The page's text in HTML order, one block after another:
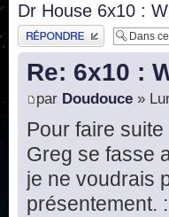
Dr House 6x10 :
Publier une réponse
Re: 6x10 :
par Doudouce »
Pour faire
Greg se fasse
je ne voudrais
présentement.